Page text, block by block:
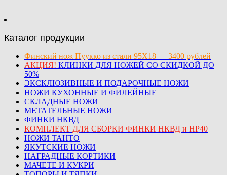
Каталог продукции
Финский нож Пуукко из стали 95Х18 — 3400 рублей
АКЦИЯ! КЛИНКИ ДЛЯ НОЖЕЙ СО СКИДКОЙ ДО
50%
ЭКСКЛЮЗИВНЫЕ И ПОДАРОЧНЫЕ НОЖИ
НОЖИ КУХОННЫЕ И ФИЛЕЙНЫЕ
СКЛАДНЫЕ НОЖИ
МЕТАТЕЛЬНЫЕ НОЖИ
ФИНКИ НКВД
КОМПЛЕКТ ДЛЯ СБОРКИ ФИНКИ НКВД и НР40
НОЖИ ТАНТО
ЯКУТСКИЕ НОЖИ
НАГРАДНЫЕ КОРТИКИ
МАЧЕТЕ И КУКРИ